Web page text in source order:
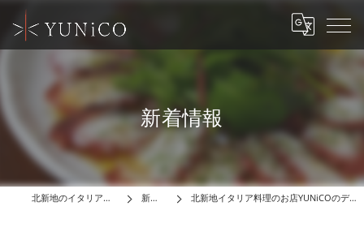
新着情報
北新地のイタリアンはYUNiCO 新着情報 北新地イタリア料理のお店YUNiCOのディナーのフルコース